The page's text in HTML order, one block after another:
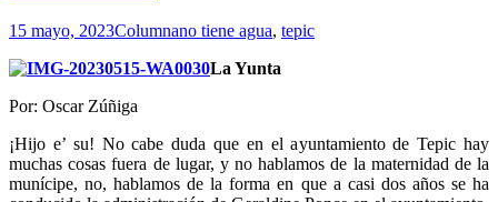
15 mayo, 2023Columnano tiene agua, tepic
La Yunta
Por: Oscar Zúñiga
¡Hijo e’ su! No cabe duda que en el ayuntamiento de Tepic hay
muchas cosas fuera de lugar, y no hablamos de la maternidad de la
munícipe, no, hablamos de la forma en que a casi dos años se ha